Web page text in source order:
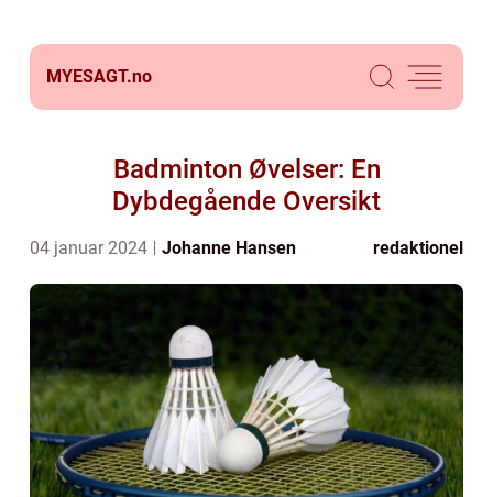
MYESAGT.no
Badminton Øvelser: En
Dybdegående Oversikt
04 januar 2024 Johanne Hansen redaktionel